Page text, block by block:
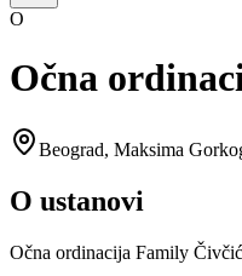
O
Očna
Beograd, Maksima
O ustanovi
Očna ordinacija Family